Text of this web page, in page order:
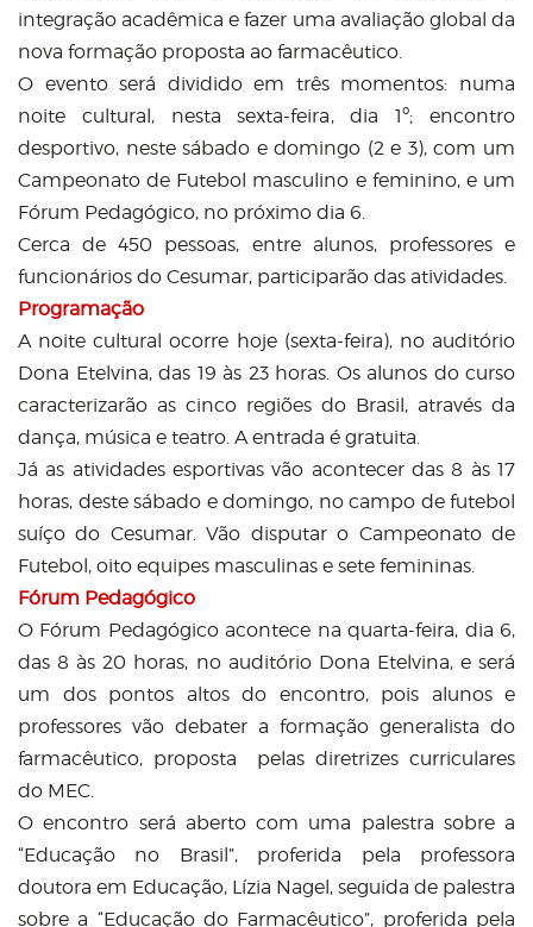
integração acadêmica e fazer uma avaliação global da
nova formação proposta ao farmacêutico.
O evento será dividido em três momentos: numa
noite cultural, nesta sexta-feira, dia 1º; encontro
desportivo, neste sábado e domingo (2 e 3), com um
Campeonato de Futebol masculino e feminino, e um
Fórum Pedagógico, no próximo dia 6.
Cerca de 450 pessoas, entre alunos, professores e
funcionários do Cesumar, participarão das atividades.
Programação
A noite cultural ocorre hoje (sexta-feira), no auditório
Dona Etelvina, das 19 às 23 horas. Os alunos do curso
caracterizarão as cinco regiões do Brasil, através da
dança, música e teatro. A entrada é gratuita.
Já as atividades esportivas vão acontecer das 8 às 17
horas, deste sábado e domingo, no campo de futebol
suíço do Cesumar. Vão disputar o Campeonato de
Futebol, oito equipes masculinas e sete femininas.
Fórum Pedagógico
O Fórum Pedagógico acontece na quarta-feira, dia 6,
das 8 às 20 horas, no auditório Dona Etelvina, e será
um dos pontos altos do encontro, pois alunos e
professores vão debater a formação generalista do
farmacêutico, proposta pelas diretrizes curriculares
do MEC.
O encontro será aberto com uma palestra sobre a
“Educação no Brasil”, proferida pela professora
doutora em Educação, Lízia Nagel, seguida de palestra
sobre a “Educação do Farmacêutico”, proferida pela